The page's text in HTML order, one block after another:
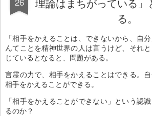
る。
「相手をかえることは、できないから、自
んてことを精神世界の人は言うけど、それ
じているとなると、問題がある。
言霊の力で、相手をかえることはできる。自
相手をかえることができる。
「相手をかえることができない」という認
るのか？